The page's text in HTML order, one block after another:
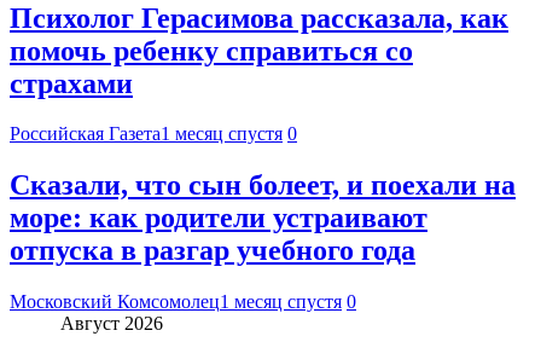
Психолог Герасимова рассказала, как
помочь ребенку справиться со
страхами
Российская Газета1 месяц спустя 0
Сказали, что сын болеет, и поехали на
море: как родители устраивают
отпуска в разгар учебного года
Московский Комсомолец1 месяц спустя 0
Август 2026